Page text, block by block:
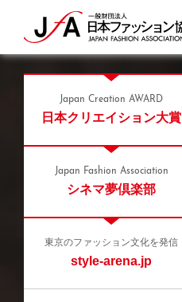
Japan Creation AWARD
日本クリエイション大賞
Japan Fashion Association
シネマ夢倶楽部
東京のファッション文化を発信
style-arena.jp